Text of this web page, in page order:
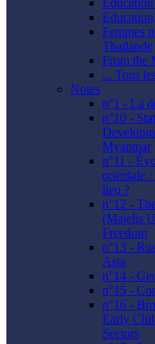
Femmes
Thaïlande
From the
... Tous
Notes
n°1 - La
n°10 -
Myanmar
n°11 -
orientale :
lieu ?
n°12 -
(Majelis
Freedom
n°13 -
Asia
n°14 -
n°15 -
n°16 -
Early
Sectors